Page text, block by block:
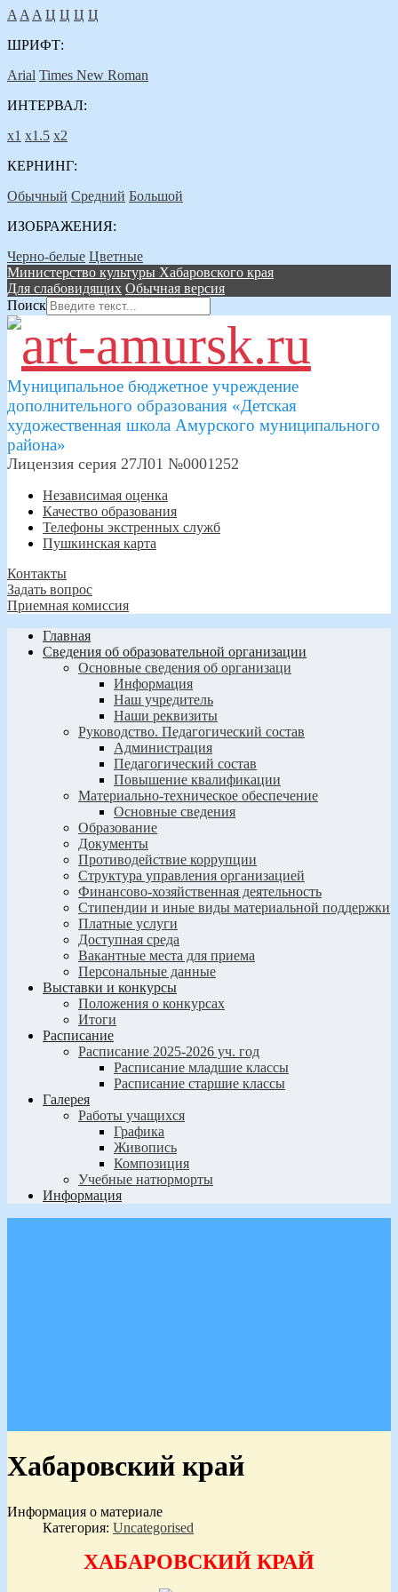
A A A Ц Ц Ц Ц
ШРИФТ:
Arial Times New Roman
ИНТЕРВАЛ:
х1 х1.5 х2
КЕРНИНГ:
Обычный Средний Большой
ИЗОБРАЖЕНИЯ:
Черно-белые Цветные
Министерство культуры Хабаровского края
Для слабовидящих Обычная версия
Поиск
Муниципальное бюджетное учреждение
дополнительного образования «Детская
художественная школа Амурского муниципального
района»
Лицензия серия 27Л01 №0001252
Независимая оценка
Качество образования
Телефоны экстренных служб
Пушкинская карта
Контакты
Задать вопрос
Приемная комиссия
Главная
Сведения об образовательной организации
Основные сведения об организаци
Информация
Наш учредитель
Наши реквизиты
Руководство. Педагогический состав
Администрация
Педагогический состав
Повышение квалификации
Материально-техническое обеспечение
Основные сведения
Образование
Документы
Противодействие коррупции
Структура управления организацией
Финансово-хозяйственная деятельность
Стипендии и иные виды материальной поддержки
Платные услуги
Доступная среда
Вакантные места для приема
Персональные данные
Выставки и конкурсы
Положения о конкурсах
Итоги
Расписание
Расписание 2025-2026 уч. год
Расписание младшие классы
Расписание старшие классы
Галерея
Работы учащихся
Графика
Живопись
Композиция
Учебные натюрморты
Информация
Хабаровский край
Информация о материале
Категория: Uncategorised
ХАБАРОВСКИЙ КРАЙ